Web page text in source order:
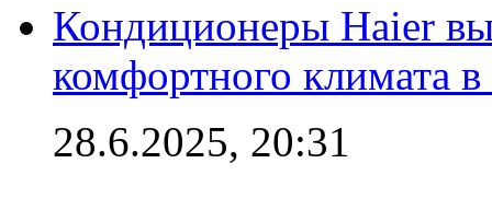
Кондиционеры Haier
комфортного климата
28.6.2025, 20:31